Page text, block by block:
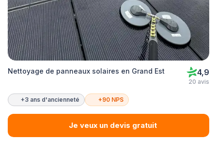
Nettoyage de panneaux solaires en Grand Est 4,9
20 avis
+3 ans d'ancienneté +90 NPS
Je veux un devis gratuit